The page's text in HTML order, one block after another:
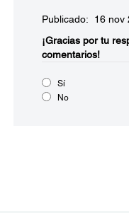
Publicado: 16 nov
¡Gracias por tu
comentarios!
Sí
No